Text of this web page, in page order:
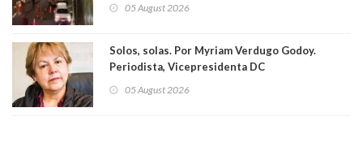
05 August 2026
Solos, solas. Por Myriam Verdugo Godoy.
Periodista, Vicepresidenta DC
05 August 2026